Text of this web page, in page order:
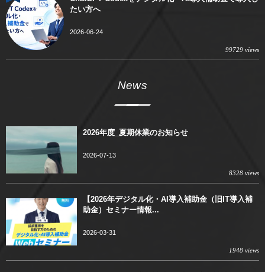
たい方へ
2026-06-24
99729 views
News
2026年度_夏期休業のお知らせ
2026-07-13
8328 views
【2026年デジタル化・AI導入補助金（旧IT導入補
助金）セミナー情報...
2026-03-31
1948 views